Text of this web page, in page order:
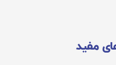
مفید